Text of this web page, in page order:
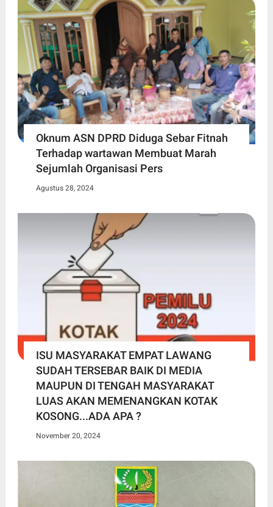
Oknum ASN DPRD Diduga Sebar Fitnah
Terhadap wartawan Membuat Marah
Sejumlah Organisasi Pers
Agustus 28, 2024
ISU MASYARAKAT EMPAT LAWANG
SUDAH TERSEBAR BAIK DI MEDIA
MAUPUN DI TENGAH MASYARAKAT
LUAS AKAN MEMENANGKAN KOTAK
KOSONG...ADA APA ?
November 20, 2024